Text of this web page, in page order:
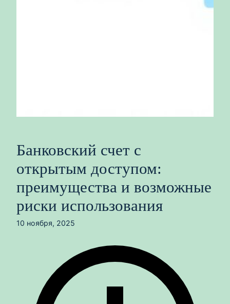
Банковский счет с
открытым доступом:
преимущества и возможные
риски использования
10 ноября, 2025